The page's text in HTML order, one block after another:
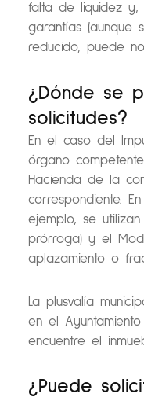
falta de liquidez
garantías
reducido, puede
¿Dónde se
solicitudes?
En el caso del
órgano
Hacienda de la
correspondiente.
ejemplo, se
prórroga) y el
aplazamiento o
La plusvalía
en el
encuentre el
¿Puede